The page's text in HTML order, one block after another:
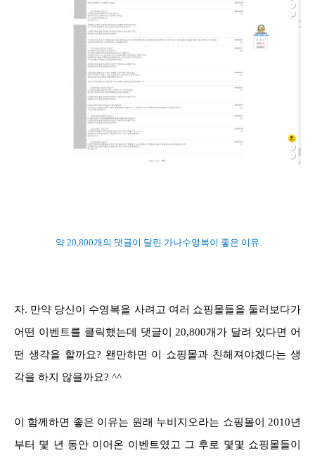
약 20,800개의 댓글이 달린 가나수영복이 좋은 이유
자. 만약 당신이 수영복을 사려고 여러 쇼핑몰들을 둘러보다가
어떤 이벤트를 클릭했는데 댓글이 20,800개가 달려 있다면 어
떤 생각을 할까요? 왠만하면 이 쇼핑몰과 친해져야겠다는 생
각을 하지 않을까요? ^^
이 함께하면 좋은 이유는 원래 누비지오라는 쇼핑몰이 2010년
부터 몇 년 동안 이어온 이벤트였고 그 후로 몇몇 쇼핑몰들이